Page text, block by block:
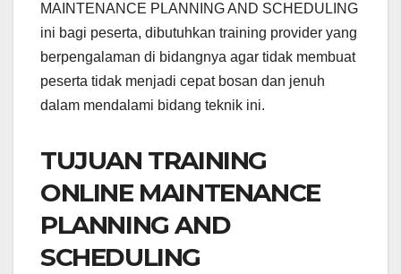
MAINTENANCE PLANNING AND SCHEDULING
ini bagi peserta, dibutuhkan training provider yang
berpengalaman di bidangnya agar tidak membuat
peserta tidak menjadi cepat bosan dan jenuh
dalam mendalami bidang teknik ini.
TUJUAN TRAINING
ONLINE MAINTENANCE
PLANNING AND
SCHEDULING